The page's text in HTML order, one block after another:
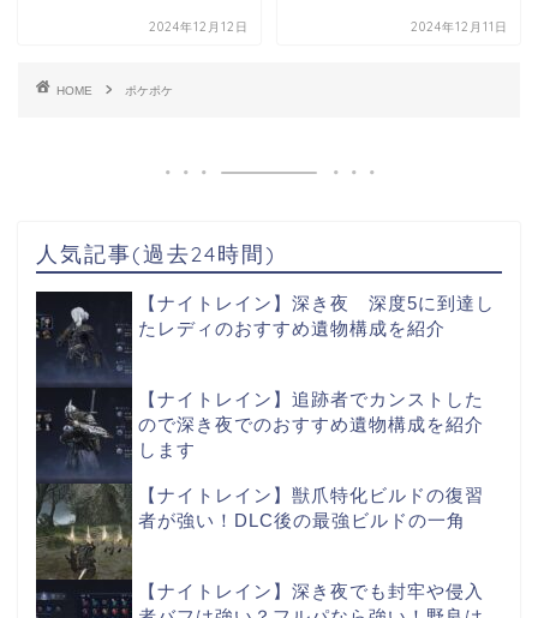
2024年12月12日 2024年12月11日
HOME ポケポケ
人気記事(過去24時間)
【ナイトレイン】深き夜 深度5に到達し
たレディのおすすめ遺物構成を紹介
【ナイトレイン】追跡者でカンストした
ので深き夜でのおすすめ遺物構成を紹介
します
【ナイトレイン】獣爪特化ビルドの復習
者が強い！DLC後の最強ビルドの一角
【ナイトレイン】深き夜でも封牢や侵入